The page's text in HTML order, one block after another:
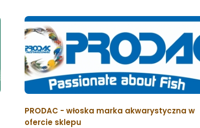
PRODAC - włoska marka akwarystyczna w
ofercie sklepu